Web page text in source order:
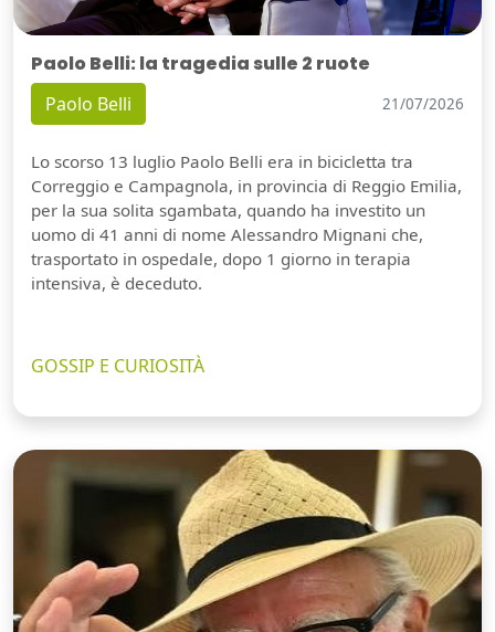
Paolo Belli: la tragedia sulle 2 ruote
Paolo Belli 21/07/2026
Lo scorso 13 luglio Paolo Belli era in bicicletta tra
Correggio e Campagnola, in provincia di Reggio Emilia,
per la sua solita sgambata, quando ha investito un
uomo di 41 anni di nome Alessandro Mignani che,
trasportato in ospedale, dopo 1 giorno in terapia
intensiva, è deceduto.
GOSSIP E CURIOSITÀ